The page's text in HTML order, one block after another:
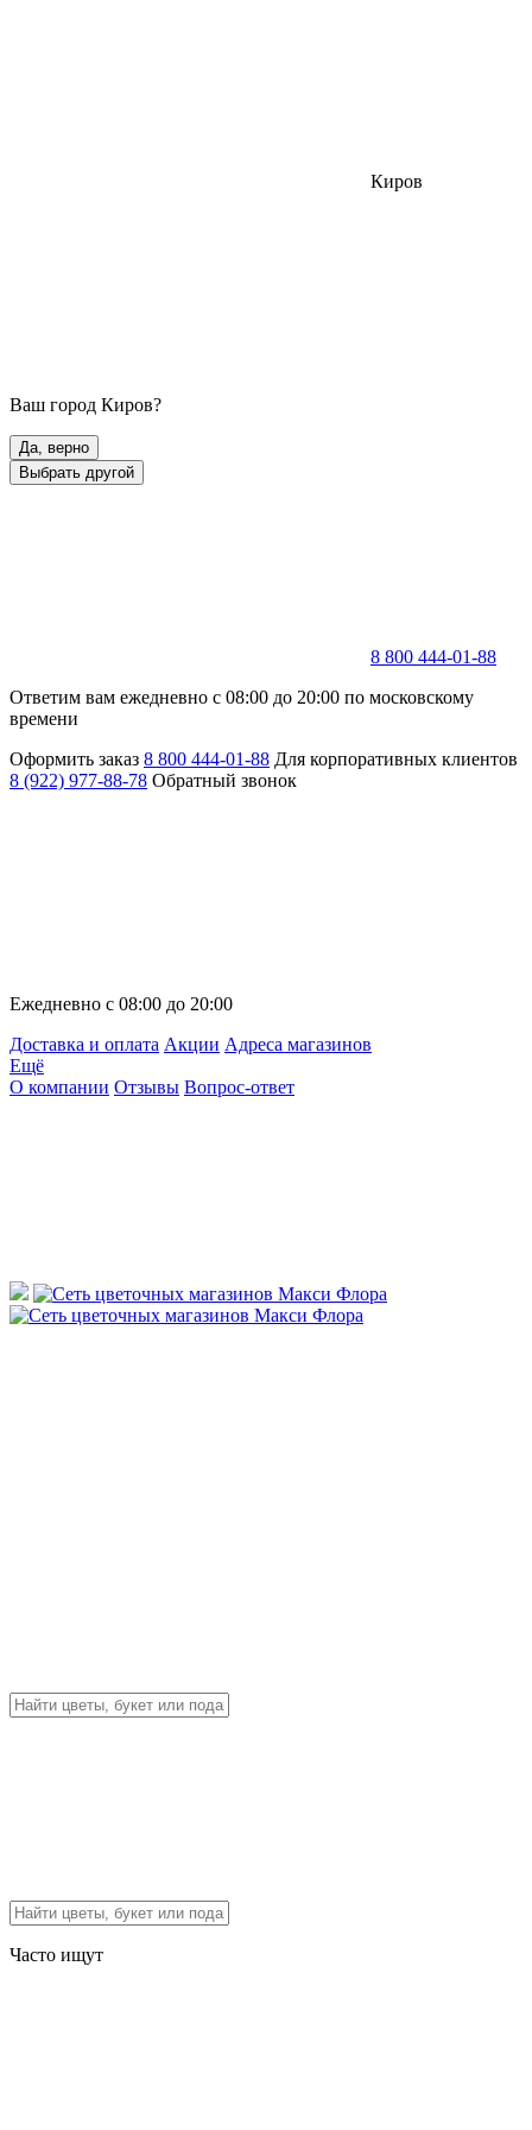
Киров
Ваш город Киров?
Да, верно
Выбрать другой
8 800 444-01-88
Ответим вам ежедневно с 08:00 до 20:00 по московскому
времени
Оформить заказ 8 800 444-01-88 Для корпоративных клиентов
8 (922) 977-88-78 Обратный звонок
Ежедневно с 08:00 до 20:00
Доставка и оплата Акции Адреса магазинов
Ещё
О компании Отзывы Вопрос-ответ
Часто ищут